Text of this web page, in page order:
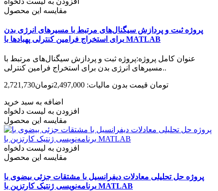
مقایسه این محصول
پروژه ثبت و پردازش سیگنال‌های مرتبط با مسیرهای انرژی بدن
برای استخراج فرامین کنترلی پهبادها با MATLAB
عنوان کامل پروژه:پروژه ثبت و پردازش سیگنال‌های مرتبط با
مسیرهای انرژی بدن برای استخراج فرامین کنترلی..
2,721,730تومان قیمت بدون مالیات: 2,497,000تومان
اضافه به سبد خرید
افزودن به لیست دلخواه
مقایسه این محصول
افزودن به لیست دلخواه
مقایسه این محصول
پروژه حل تحلیلی معادلات دیفرانسیل با مشتقات جزئی بیضوی با
برنامه‌نویسی ژنتیک کارتزین با MATLAB